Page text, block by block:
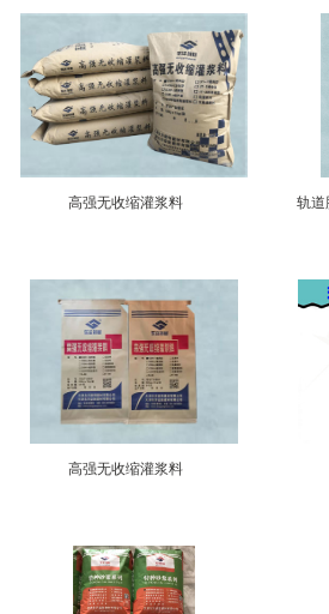
高强无收缩灌浆料 轨道
高强无收缩灌浆料